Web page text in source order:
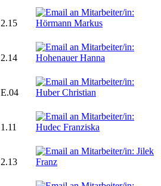
2.15
2.14
E.04
1.11
2.13